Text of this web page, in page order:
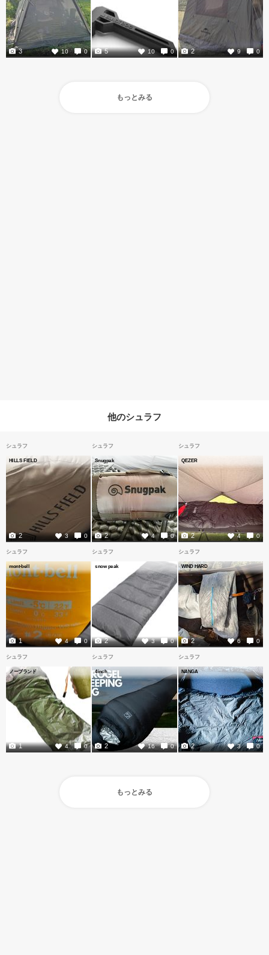
10 0
3 10 0
5 9 0
2
もっとみる
他のシュラフ
シュラフ
HILLS FIELD
3 0
2
シュラフ
Snugpak
4 0
2
シュラフ
QEZER
4 0
2
シュラフ
mont-bell
4 0
1
シュラフ
snow peak
3 0
2
シュラフ
WIND HARD
6 0
2
シュラフ
ノーブランド
4 0
1
シュラフ
4inch
16 0
2
シュラフ
NANGA
3 0
2
もっとみる